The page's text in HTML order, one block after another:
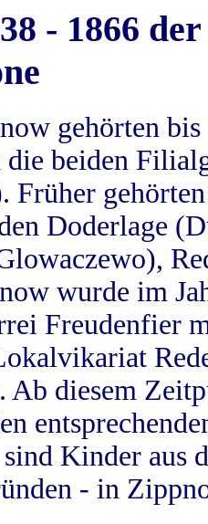
- 1866
gehörten
beiden
Früher
Doderlage
wurde im
Freudenfier
Ab diesem
Kinder aus
- in